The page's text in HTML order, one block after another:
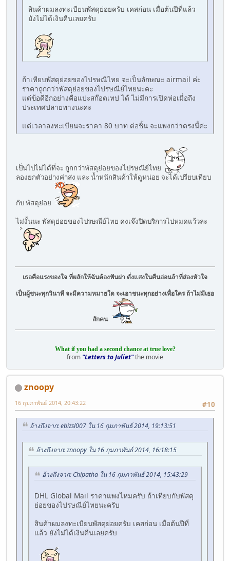
สินค้าผมลงทะเบียนพัสดุย่อยครับ เคสก่อน เมื่อต้นปีที่แล้ว
ยังไม่ได้เงินคืนเลยครับ
ถ้าเทียบพัสดุย่อยของไปรษณีไทย จะเป็นลักษณะ airmail ค่ะ
ราคาถูกกว่าพัสดุย่อยของไปรษณีย์ไทยนะคะ
แต่ข้อดีอีกอย่างคือแปะสก๊อตเทป ได้ ไม่มีการเปิดห่อเมื่อถึง
ประเทศปลายทางนะคะ
แต่เวลาลงทะเบียนจะราคา 80 บาท ต่อชิ้น จะแพงกว่าตรงนี้ค่ะ
เป็นไปไม่ได้ที่จะ ถูกกว่าพัสดุย่อยของไปรษณีย์ไทย
ลองยกตัวอย่างค่าส่ง และ น้ำหนักสินค้าให้ดูหน่อย จะได้เปรียบเทียบ
กับ พัสดุย่อย
ไม่งั้นนะ พัสดุย่อยของไปรษณีย์ไทย คงเจ๊งปิดบริการไปหมดแว้วละ
เธอคือแรงของใจ ที่ผลักให้ฉันต้องฟันผ่า ดั่งแสงในคืนอ่อนล้าที่ส่องหัวใจ
เป็นผู้ชนะทุกวินาที จะมีความหมายใด จะเอาชนะทุกอย่างเพื่อใคร ถ้าไม่มีเธอ
สักคน
What if you had a second chance at true love?
from "Letters to Juliet"the movie
znoopy
#10
16 กุมภาพันธ์ 2014, 20:43:22
อ้างถึงจาก: ebizsl007 ใน 16 กุมภาพันธ์ 2014, 19:13:51
อ้างถึงจาก: znoopy ใน 16 กุมภาพันธ์ 2014, 16:18:15
อ้างถึงจาก: Chipatha ใน 16 กุมภาพันธ์ 2014, 15:43:29
DHL Global Mail ราคาแพงไหมครับ ถ้าเทียบกับพัสดุ
ย่อยของไปรษณีย์ไทยนะครับ
สินค้าผมลงทะเบียนพัสดุย่อยครับ เคสก่อน เมื่อต้นปีที่
แล้ว ยังไม่ได้เงินคืนเลยครับ